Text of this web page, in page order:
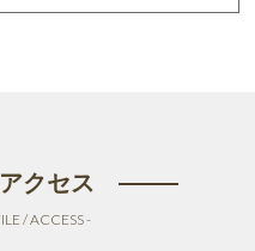
クセス
/ ACCESS -